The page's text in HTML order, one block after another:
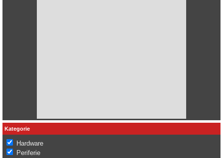
Kategorie
Hardware
Periferie